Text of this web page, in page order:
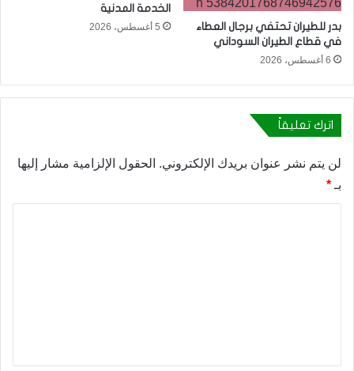
بدر للطيران تحتفي برجال العطاء
في قطاع الطيران السوداني
6 أغسطس، 2026
الخدمة المدنية
5 أغسطس، 2026
اترك تعليقاً
لن يتم نشر عنوان بريدك الإلكتروني. الحقول الإلزامية مشار إليها
بـ *